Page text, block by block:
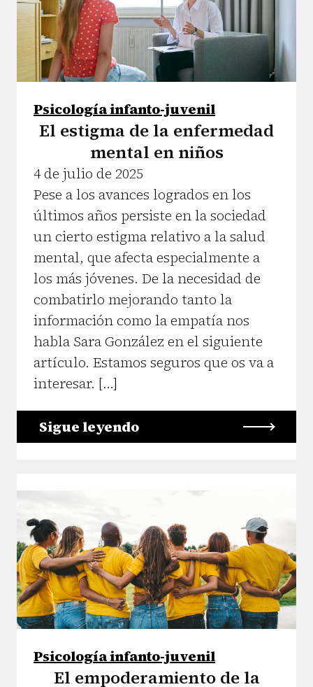
Psicología infanto-juvenil
El estigma de la enfermedad
mental en niños
4 de julio de 2025
Pese a los avances logrados en los
últimos años persiste en la sociedad
un cierto estigma relativo a la salud
mental, que afecta especialmente a
los más jóvenes. De la necesidad de
combatirlo mejorando tanto la
información como la empatía nos
habla Sara González en el siguiente
artículo. Estamos seguros que os va a
interesar. […]
Sigue leyendo
Psicología infanto-juvenil
El empoderamiento de la